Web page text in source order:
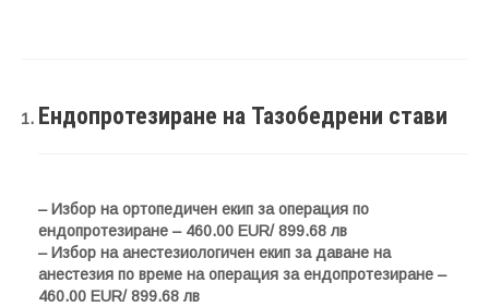
Ендопротезиране на Тазобедрени стави
– Избор на ортопедичен екип за операция по
ендопротезиране – 460.00 EUR/ 899.68 лв
– Избор на анестезиологичен екип за даване на
анестезия по време на операция за ендопротезиране –
460.00 EUR/ 899.68 лв